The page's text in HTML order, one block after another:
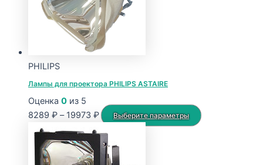
PHILIPS
Лампы для проектора PHILIPS ASTAIRE
Оценка 0 из 5
8289 ₽ – 19973 ₽Диапазон
8289 ₽
Выберите параметры
Этот